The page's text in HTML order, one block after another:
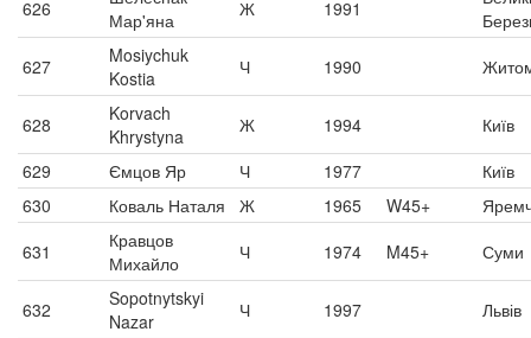
626
Мар'яна
Ж 1991
627
Mosiychuk
Kostia
Ч 1990
628
Korvach
Khrystyna
Ж 1994
Київ
629
Ємцов Яр Ч 1977
Київ
630
Коваль Наталя Ж 1965 W45+
631
Кравцов
Михайло
Ч 1974 M45+ Суми
632
Sopotnytskyi
Nazar
Ч 1997
Львів